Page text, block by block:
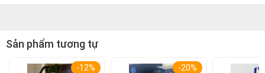
Sản phẩm tương tự
-12% -20%